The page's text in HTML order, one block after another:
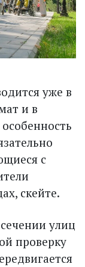
уже в
и в
с
скейте.
улиц
проверку